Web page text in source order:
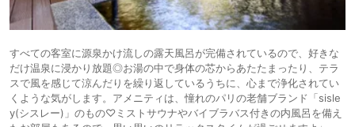
すべての客室に源泉かけ流しの露天風呂が完備されているので、好きな
だけ温泉に浸かり放題◎お湯の中で身体の芯からあたたまったり、テラ
スで風を感じて涼んだりを繰り返しているうちに、心まで浄化されてい
くような気がします。アメニティは、憧れのパリの老舗ブランド「sisle
y(シスレー)」のもの♡ミストサウナやバイブラバス付きの内風呂を備え